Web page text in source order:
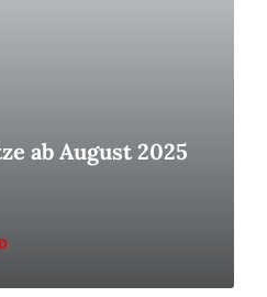
ab August 2025